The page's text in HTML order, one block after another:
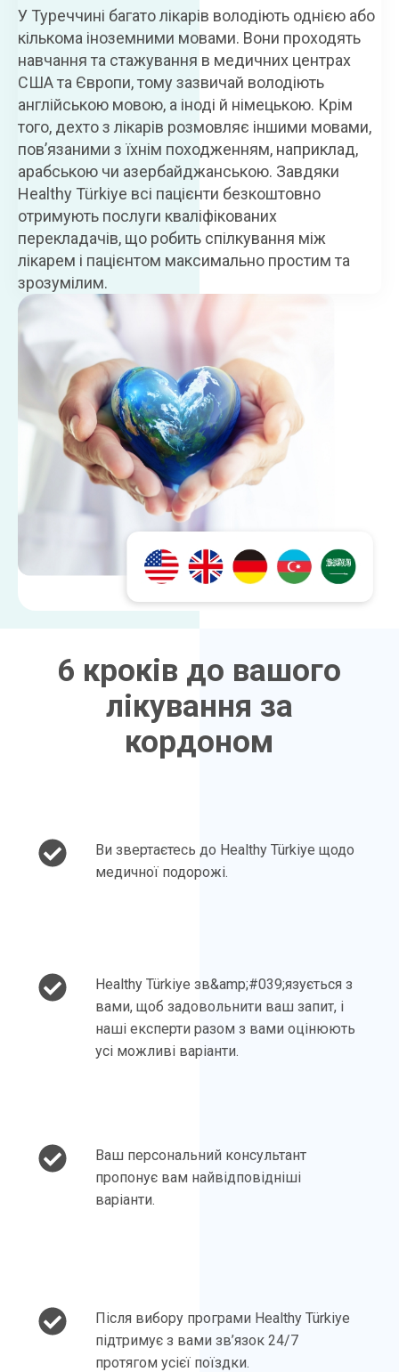
У Туреччині багато лікарів володіють однією або
кількома іноземними мовами. Вони проходять
навчання та стажування в медичних центрах
США та Європи, тому зазвичай володіють
англійською мовою, а іноді й німецькою. Крім
того, дехто з лікарів розмовляє іншими мовами,
пов’язаними з їхнім походженням, наприклад,
арабською чи азербайджанською. Завдяки
Healthy Türkiye всі пацієнти безкоштовно
отримують послуги кваліфікованих
перекладачів, що робить спілкування між
лікарем і пацієнтом максимально простим та
зрозумілим.
6 кроків до вашого
лікування за
кордоном
Ви звертаєтесь до Healthy Türkiye щодо
медичної подорожі.
Healthy Türkiye зв&amp;#039;язується з
вами, щоб задовольнити ваш запит, і
наші експерти разом з вами оцінюють
усі можливі варіанти.
Ваш персональний консультант
пропонує вам найвідповідніші
варіанти.
Після вибору програми Healthy Türkiye
підтримує з вами зв’язок 24/7
протягом усієї поїздки.